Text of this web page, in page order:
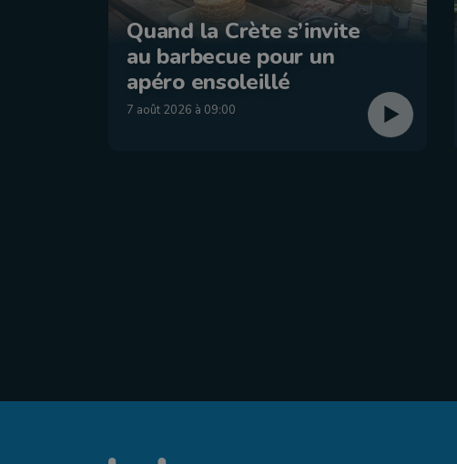
Quand la Crète s’invite
au barbecue pour un
apéro ensoleillé
7 août 2026 à 09:00